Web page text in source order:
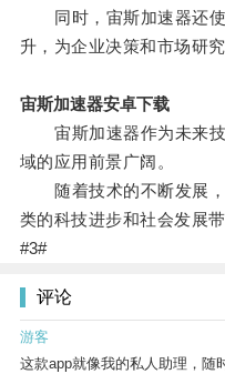
同时，宙斯加速器还使
升，为企业决策和市场研
宙斯加速器安卓下载
宙斯加速器作为未来技
域的应用前景广阔。
随着技术的不断发展，
类的科技进步和社会发展
#3#
评论
游客
这款app就像我的私人助理，随